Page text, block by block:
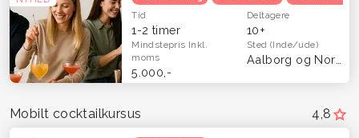
Tid
1-2 timer
Deltagere
10+
Mindstepris Inkl.
moms
5.000,-
Sted(Inde/ude)
4,8
Mobilt cocktailkursus